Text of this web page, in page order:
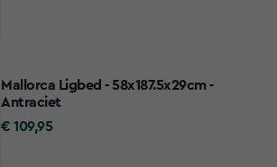
Mallorca Ligbed - 58x187.5x29cm -
Antraciet
€
€ 109,95